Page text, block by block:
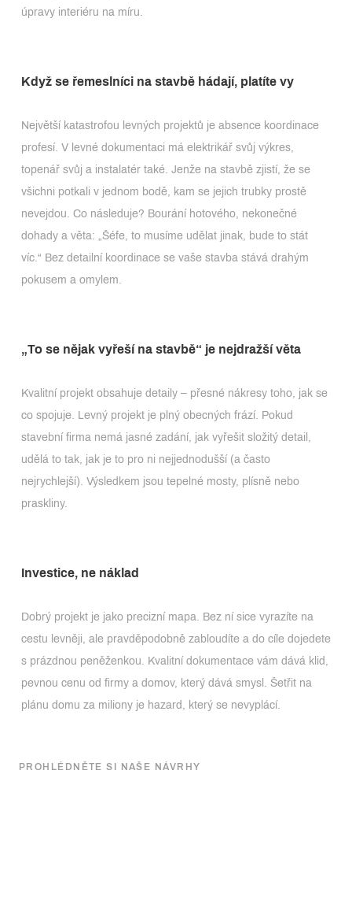
úpravy interiéru na míru.
Když se řemeslníci na stavbě hádají, platíte vy
Největší katastrofou levných projektů je absence koordinace
profesí. V levné dokumentaci má elektrikář svůj výkres,
topenář svůj a instalatér také. Jenže na stavbě zjistí, že se
všichni potkali v jednom bodě, kam se jejich trubky prostě
nevejdou. Co následuje? Bourání hotového, nekonečné
dohady a věta: „Šéfe, to musíme udělat jinak, bude to stát
víc.“ Bez detailní koordinace se vaše stavba stává drahým
pokusem a omylem.
„To se nějak vyřeší na stavbě“ je nejdražší věta
Kvalitní projekt obsahuje detaily – přesné nákresy toho, jak se
co spojuje. Levný projekt je plný obecných frází. Pokud
stavební firma nemá jasné zadání, jak vyřešit složitý detail,
udělá to tak, jak je to pro ni nejjednodušší (a často
nejrychlejší). Výsledkem jsou tepelné mosty, plísně nebo
praskliny.
Investice, ne náklad
Dobrý projekt je jako precizní mapa. Bez ní sice vyrazíte na
cestu levněji, ale pravděpodobně zabloudíte a do cíle dojedete
s prázdnou peněženkou. Kvalitní dokumentace vám dává klid,
pevnou cenu od firmy a domov, který dává smysl. Šetřit na
plánu domu za miliony je hazard, který se nevyplácí.
PROHLÉDNĚTE SI NAŠE NÁVRHY